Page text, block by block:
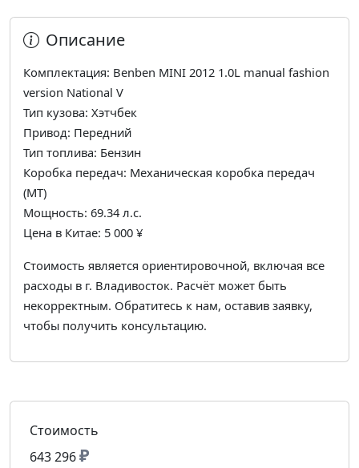
Описание
Комплектация: Benben MINI 2012 1.0L manual fashion
version National V
Тип кузова: Хэтчбек
Привод: Передний
Тип топлива: Бензин
Коробка передач: Механическая коробка передач
(МТ)
Мощность: 69.34 л.с.
Цена в Китае: 5 000 ¥
Стоимость является ориентировочной, включая все
расходы в г. Владивосток. Расчёт может быть
некорректным. Обратитесь к нам, оставив заявку,
чтобы получить консультацию.
Стоимость
643 296₽